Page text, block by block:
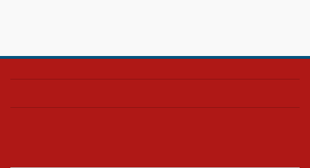
Confira como foi o culto mensal